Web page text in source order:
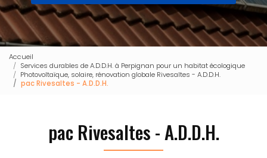
Accueil
Services durables de A.D.D.H. à Perpignan pour un habitat écologique
Photovoltaïque, solaire, rénovation globale Rivesaltes - A.D.D.H.
pac Rivesaltes - A.D.D.H.
pac Rivesaltes - A.D.D.H.